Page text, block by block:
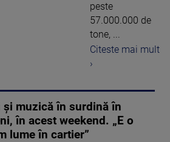
peste
57.000.000 de
tone, ...
Citeste mai mult
›
și muzică în surdină în
în acest weekend. „E o
lume în cartier”